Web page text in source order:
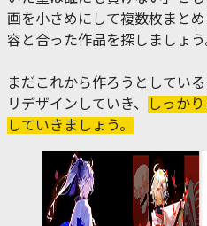
画を小さめにして複数枚まと
容と合った作品を探しましょう
まだこれから作ろうとしてい
リデザインしていき、
しっか
していきましょう。